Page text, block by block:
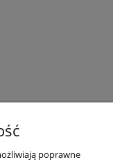
poprawne